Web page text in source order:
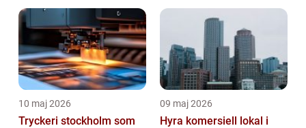
10 maj 2026
Tryckeri stockholm som
09 maj 2026
Hyra komersiell lokal i